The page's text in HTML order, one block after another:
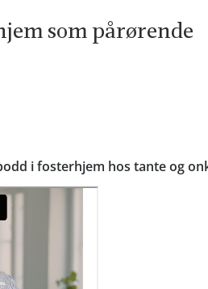
som pårørende
i fosterhjem hos tante og